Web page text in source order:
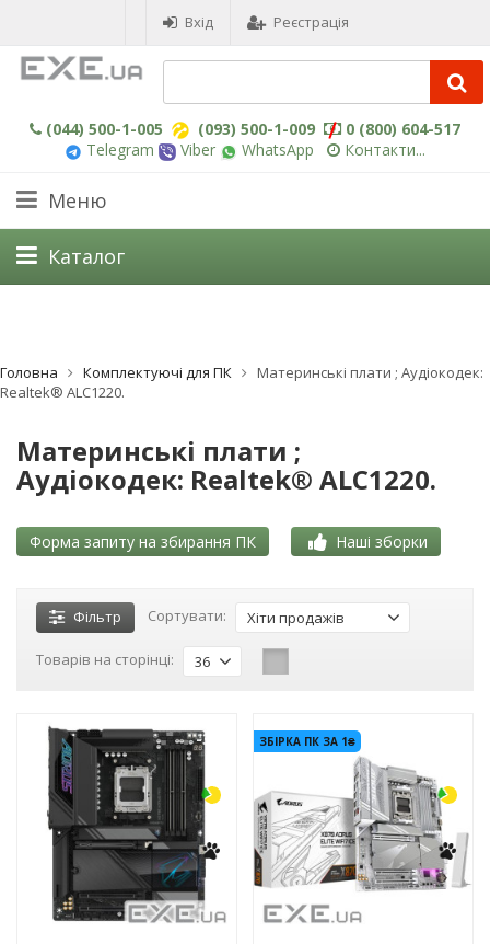
Вхід Реєстрація
(044) 500-1-005 (093) 500-1-009
0 (800) 604-517
Telegram
Viber WhatsApp Контакти...
Меню
Каталог
Головна Комплектуючі для ПК
Материнські плати ; Aудіокодек:
Realtek® ALC1220.
Материнські плати ;
Aудіокодек: Realtek® ALC1220.
Форма запиту на збирання ПК Наші зборки
Фільтр Сортувати: Хіти продажів
Товарів на сторінці: 36
-3% ЗБІРКА ПК ЗА 1₴